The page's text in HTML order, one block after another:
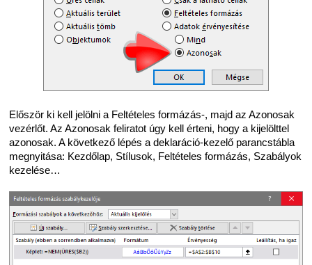
Először ki kell jelölni a Feltételes formázás-, majd az Azonosak
vezérlőt. Az Azonosak feliratot úgy kell érteni, hogy a kijelölttel
azonosak. A következő lépés a deklaráció-kezelő parancstábla
megnyitása: Kezdőlap, Stílusok, Feltételes formázás, Szabályok
kezelése…